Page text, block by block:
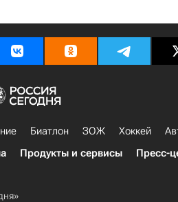
Биатлон ЗОЖ Хоккей
Продукты и сервисы Пресс-